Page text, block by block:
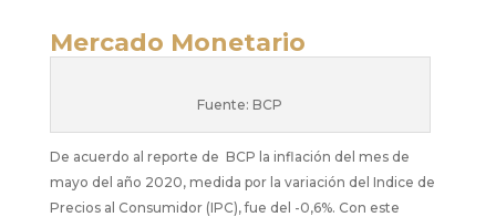
Mercado Monetario
Fuente: BCP
De acuerdo al reporte de BCP la inflación del mes de
mayo del año 2020, medida por la variación del Indice de
Precios al Consumidor (IPC), fue del -0,6%. Con este